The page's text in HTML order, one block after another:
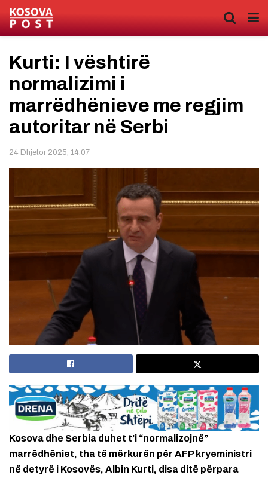
Kurti: I vështirë
normalizimi i
marrëdhënieve me regjim
autoritar në Serbi
24 Dhjetor 2025, 14:07
Kosova dhe Serbia duhet t’i “normalizojnë”
marrëdhëniet, tha të mërkurën për AFP kryeministri
në detyrë i Kosovës, Albin Kurti, disa ditë përpara